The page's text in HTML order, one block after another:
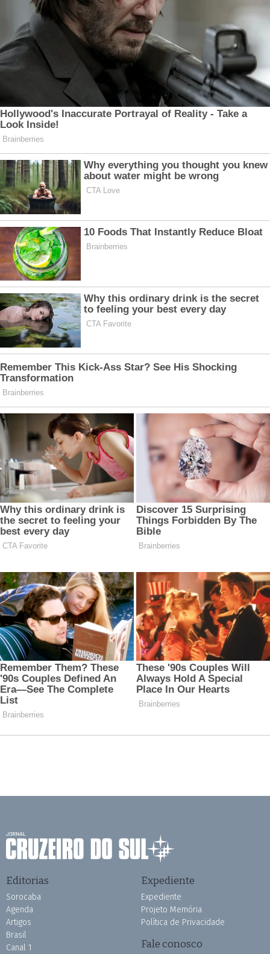
Editorias
Sorocaba
Agenda
Artigos
Brasil
Canal 1
Expediente
Expediente
Projeto Memória
Política de Privacidade
Fale conosco